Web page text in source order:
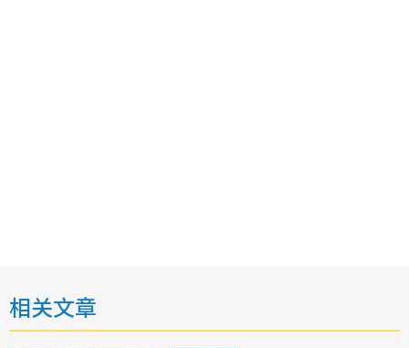
相关文章